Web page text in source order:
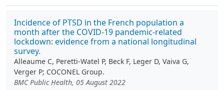
Incidence of PTSD in the French population a
month after the COVID-19 pandemic-related
lockdown: evidence from a national longitudinal
survey.
Alleaume C, Peretti-Watel P, Beck F, Leger D, Vaiva G,
Verger P; COCONEL Group.
BMC Public Health, 05 August 2022